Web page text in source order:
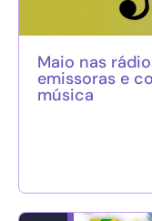
Maio nas
emissoras e
música